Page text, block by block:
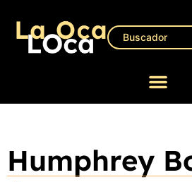
Humphrey